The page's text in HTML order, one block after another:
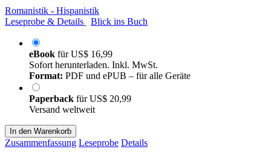
Romanistik - Hispanistik
Leseprobe & Details
Blick ins Buch
eBook fürUS$ 16,99
Sofort herunterladen. Inkl. MwSt.
Format: PDF und ePUB – für alle Geräte
Paperback fürUS$ 20,99
Versand weltweit
In den Warenkorb
Zusammenfassung Leseprobe Details